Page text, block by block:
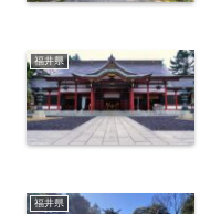
福井県
福井県